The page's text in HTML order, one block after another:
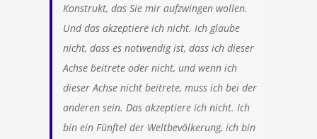
Konstrukt, das Sie mir aufzwingen wollen.
Und das akzeptiere ich nicht. Ich glaube
nicht, dass es notwendig ist, dass ich dieser
Achse beitrete oder nicht, und wenn ich
dieser Achse nicht beitrete, muss ich bei der
anderen sein. Das akzeptiere ich nicht. Ich
bin ein Fünftel der Weltbevölkerung, ich bin